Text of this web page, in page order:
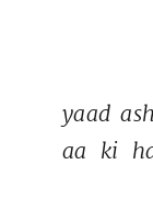
yaad
aa ki